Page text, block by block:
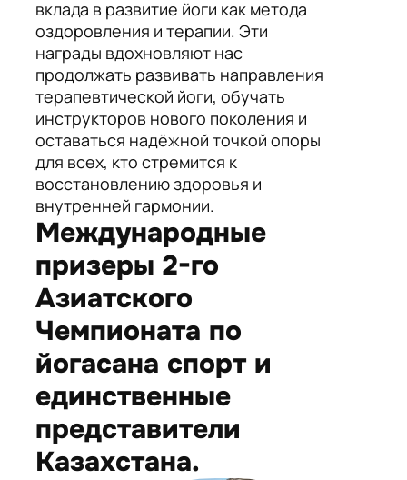
вклада в развитие йоги как метода
оздоровления и терапии. Эти
награды вдохновляют нас
продолжать развивать направления
терапевтической йоги, обучать
инструкторов нового поколения и
оставаться надёжной точкой опоры
для всех, кто стремится к
восстановлению здоровья и
внутренней гармонии.
Международные
призеры 2-го
Азиатского
Чемпионата по
йогасана спорт и
единственные
представители
Казахстана.